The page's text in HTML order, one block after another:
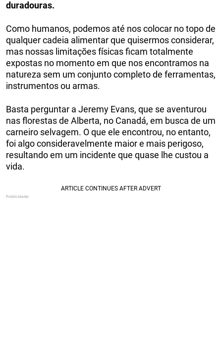
duradouras.
Como humanos, podemos até nos colocar no topo de
qualquer cadeia alimentar que quisermos considerar,
mas nossas limitações físicas ficam totalmente
expostas no momento em que nos encontramos na
natureza sem um conjunto completo de ferramentas,
instrumentos ou armas.
Basta perguntar a Jeremy Evans, que se aventurou
nas florestas de Alberta, no Canadá, em busca de um
carneiro selvagem. O que ele encontrou, no entanto,
foi algo consideravelmente maior e mais perigoso,
resultando em um incidente que quase lhe custou a
vida.